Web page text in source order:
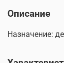
Описание
Назначение: